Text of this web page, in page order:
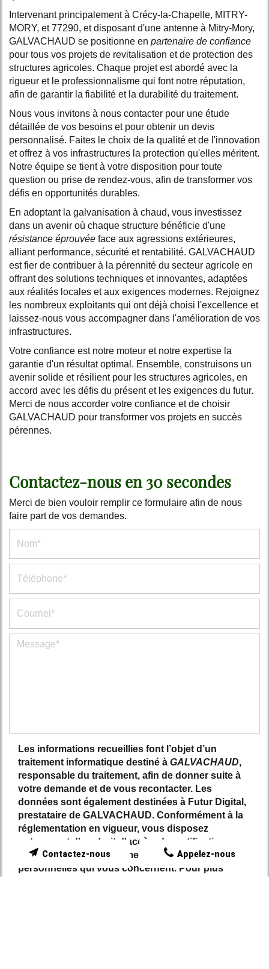
Intervenant principalement à Crécy-la-Chapelle, MITRY-
MORY, et 77290, et disposant d'une antenne à Mitry-Mory,
GALVACHAUD se positionne en partenaire de confiance
pour tous vos projets de revitalisation et de protection des
structures agricoles. Chaque projet est abordé avec la
rigueur et le professionnalisme qui font notre réputation,
afin de garantir la fiabilité et la durabilité du traitement.
Nous vous invitons à nous contacter pour une étude
détaillée de vos besoins et pour obtenir un devis
personnalisé. Faites le choix de la qualité et de l'innovation
et offrez à vos infrastructures la protection qu'elles méritent.
Notre équipe se tient à votre disposition pour toute
question ou prise de rendez-vous, afin de transformer vos
défis en opportunités durables.
En adoptant la galvanisation à chaud, vous investissez
dans un avenir où chaque structure bénéficie d'une
résistance éprouvée face aux agressions extérieures,
alliant performance, sécurité et rentabilité. GALVACHAUD
est fier de contribuer à la pérennité du secteur agricole en
offrant des solutions techniques et innovantes, adaptées
aux réalités locales et aux exigences modernes. Rejoignez
les nombreux exploitants qui ont déjà choisi l'excellence et
laissez-nous vous accompagner dans l'amélioration de vos
infrastructures.
Votre confiance est notre moteur et notre expertise la
garantie d'un résultat optimal. Ensemble, construisons un
avenir solide et résilient pour les structures agricoles, en
accord avec les défis du présent et les exigences du futur.
Merci de nous accorder votre confiance et de choisir
GALVACHAUD pour transformer vos projets en succès
pérennes.
Contactez-nous en 30 secondes
Merci de bien vouloir remplir ce formulaire afin de nous
faire part de vos demandes.
Les informations recueillies font l’objet d’un
traitement informatique destiné à GALVACHAUD,
responsable du traitement, afin de donner suite à
votre demande et de vous recontacter. Les
données sont également destinées à Futur Digital,
prestataire de GALVACHAUD. Conformément à la
réglementation en vigueur, vous disposez
notamment d'un droit d'accès, de rectification,
d'opposition et d'effacement sur les données
personnelles qui vous concernent. Pour plus
Appelez-nous
Contactez-nous